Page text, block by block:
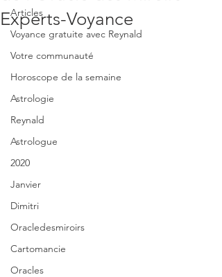
Articles
Voyance gratuite avec Reynald
Votre communauté
Horoscope de la semaine
Astrologie
Reynald
Astrologue
2020
Janvier
Dimitri
Oracledesmiroirs
Cartomancie
Oracles
Experts-Voyance